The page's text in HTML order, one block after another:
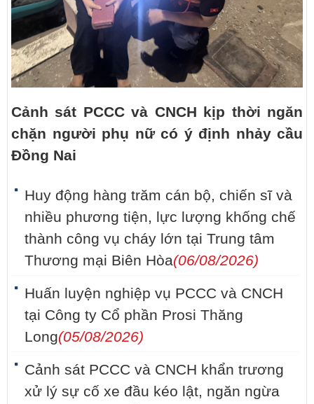
Cảnh sát PCCC và CNCH kịp thời ngăn
chặn người phụ nữ có ý định nhảy cầu
Đồng Nai
Huy động hàng trăm cán bộ, chiến sĩ và
nhiều phương tiện, lực lượng khống chế
thành công vụ cháy lớn tại Trung tâm
Thương mại Biên Hòa(06/08/2026)
Huấn luyện nghiệp vụ PCCC và CNCH
tại Công ty Cổ phần Prosi Thăng
Long(05/08/2026)
Cảnh sát PCCC và CNCH khẩn trương
xử lý sự cố xe đầu kéo lật, ngăn ngừa